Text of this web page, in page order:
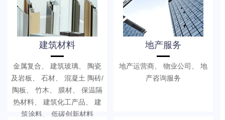
建筑材料
金属复合、 建筑玻璃、 陶瓷
及岩板、 石材、 混凝土 陶砖/
陶板、 竹木、 膜材、 保温隔
热材料、 建筑化工产品、 建
筑涂料、 低碳创新材料
地产服务
地产运营商、 物业公司、 地
产咨询服务